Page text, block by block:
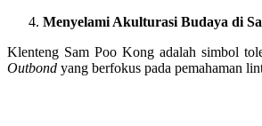
Menyelami Akulturasi Budaya di
Klenteng Sam Poo Kong adalah simbol
Outbond yang berfokus pada pemahaman